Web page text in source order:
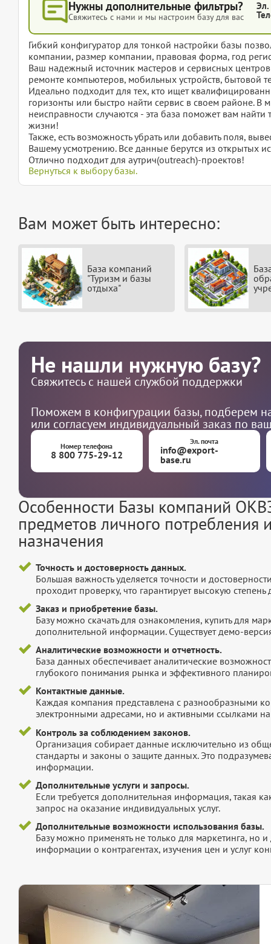
Нужны дополнительные фильтры?
Свяжитесь с нами и мы настроим базу для вас
Эл.
Гибкий конфигуратор для тонкой настройки базы
компании, размер компании, правовая форма, год
Ваш надежный источник мастеров и сервисных
ремонте компьютеров, мобильных устройств, бытовой
Идеально подходит для тех, кто ищет
горизонты или быстро найти сервис в своем районе. В
неисправности случаются - эта база поможет вам
жизни!
Также, есть возможность убрать или добавить поля,
Вашему усмотрению. Все данные берутся из открытых
Отлично подходит для аутрич(outreach)-проектов!
Вернуться к выбору базы.
Вам может быть интересно:
База компаний
"Туризм и базы
отдыха"
Не нашли нужную базу?
Свяжитесь с нашей службой поддержки
Поможем в конфигурации базы, подберем
или согласуем индивидуальный заказ по
Номер телефона
8 800 775-29-12
Эл. почта
info@export-
base.ru
Особенности Базы компаний
предметов личного потребления
назначения
Точность и достоверность данных.
Большая важность уделяется точности и
проходит проверку, что гарантирует высокую
Заказ и приобретение базы.
Базу можно скачать для ознакомления, купить для
дополнительной информации. Существует демо-
Аналитические возможности и отчетность.
База данных обеспечивает аналитические
глубокого понимания рынка и эффективного
Контактные данные.
Каждая компания представлена с разнообразными
электронными адресами, но и активными ссылками
Контроль за соблюдением законов.
Организация собирает данные исключительно из
стандарты и законы о защите данных. Это
информации.
Дополнительные услуги и запросы.
Если требуется дополнительная информация, такая
запрос на оказание индивидуальных услуг.
Дополнительные возможности использования базы.
Базу можно применять не только для маркетинга, но
информации о контрагентах, изучения цен и услуг